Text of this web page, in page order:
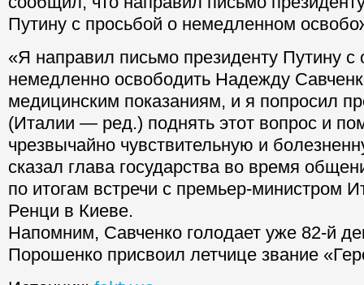
Путину с просьбой о немедленном
«Я направил письмо президенту Путину
немедленно освободить Надежду
медицинским показаниям, и я попросил
(Италии — ред.) поднять этот вопрос и
чрезвычайно чувствительную и
сказал глава государства во время
по итогам встречи с премьер-министром
Ренци в Киеве.
Напомним, Савченко голодает уже 82-й
Порошенко присвоил летчице звание